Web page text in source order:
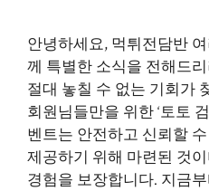
안녕하세요, 먹튀전담반
께 특별한 소식을 전해드
절대 놓칠 수 없는 기회가
회원님들만을 위한 ‘토토
벤트는 안전하고 신뢰할
제공하기 위해 마련된 것
경험을 보장합니다. 지금